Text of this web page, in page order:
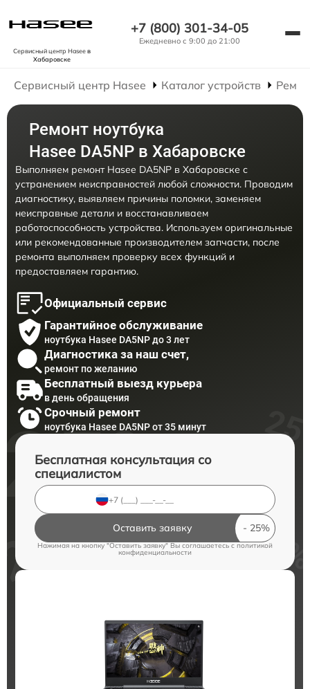
Сервисный центр Haseeв
Хабаровске
+7 (800) 301-34-05
Ежедневно с 9:00 до 21:00
Сервисный центр Hasee Каталог устройств
Ремонт ноутбука
Hasee DA5NP в Хабаровске
Выполняем ремонт Hasee DA5NP в Хабаровске с
устранением неисправностей любой сложности. Проводим
диагностику, выявляем причины поломки, заменяем
неисправные детали и восстанавливаем
работоспособность устройства. Используем оригинальные
или рекомендованные производителем запчасти, после
ремонта выполняем проверку всех функций и
предоставляем гарантию.
Официальный сервис
Гарантийное обслуживание
ноутбука Hasee DA5NP до 3 лет
Диагностика за наш счет,
ремонт по желанию
Бесплатный выезд курьера
в день обращения
Срочный ремонт
ноутбука Hasee DA5NP от 35 минут
Бесплатная консультация со
специалистом
Оставить заявку
Нажимая на кнопку "Оставить заявку" Вы соглашаетесь cполитикой
конфиденциальности